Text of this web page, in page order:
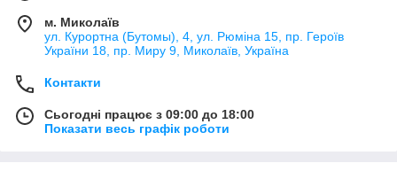
м. Миколаїв
ул. Курортна (Бутомы), 4, ул. Рюміна 15, пр. Героїв
України 18, пр. Миру 9, Миколаїв, Україна
Контакти
Сьогодні працює з 09:00 до 18:00
Показати весь графік роботи